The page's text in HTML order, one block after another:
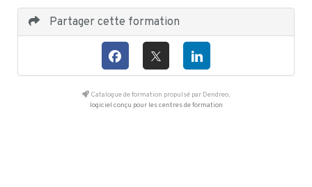
Partager cette formation
Catalogue de formation propulsé par Dendreo,
logiciel conçu pour les centres de formation